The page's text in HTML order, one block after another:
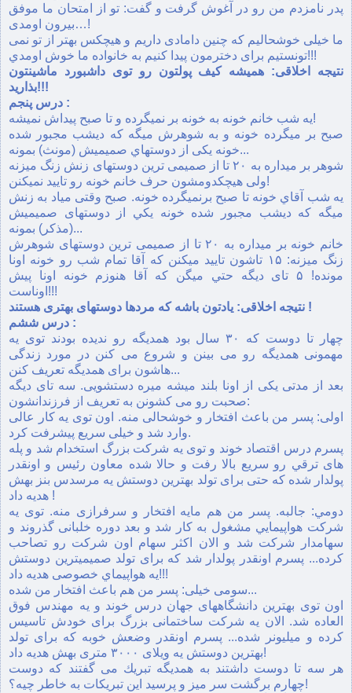
پدر نامزدم من رو در آغوش گرفت و گفت: تو از امتحان ما موفق
بيرون اومدی…!
ما خيلی خوشحاليم که چنين دامادی داريم و هيچکس بهتر از تو نمی
تونستيم برای دخترمون پيدا کنيم به خانواده ما خوش اومدي!!!
نتيجه اخلاقی: هميشه کيف پولتون رو توی داشبورد ماشينتون
بذاريد!!!
درس پنجم :
يه شب خانم خونه به خونه بر نميگرده و تا صبح پيداش نميشه!
صبح بر ميگرده خونه و به شوهرش ميگه كه ديشب مجبور شده
خونه يكی از دوستهاي صميميش (مونث) بمونه...
شوهر بر ميداره به ۲۰ تا از صميمی ترين دوستهای زنش زنگ ميزنه
ولی هيچكدومشون حرف خانم خونه رو تاييد نميكنن!
يه شب آقاي خونه تا صبح برنميگرده خونه. صبح وقتی مياد به زنش
ميگه كه ديشب مجبور شده خونه يكي از دوستهای صميميش
(مذكر) بمونه...
خانم خونه بر ميداره به ۲۰ تا از صميمی ترين دوستهای شوهرش
زنگ ميزنه: ۱۵ تاشون تاييد ميكنن كه آقا تمام شب رو خونه اونا
مونده! ۵ تای ديگه حتي ميگن كه آقا هنوزم خونه اونا پيش
اوناست!!!
نتيجه اخلاقی: يادتون باشه كه مردها دوستهای بهتری هستند !
درس ششم :
چهار تا دوست كه ۳۰ سال بود همديگه رو نديده بودند توی يه
مهمونی همديگه رو می بينن و شروع می كنن در مورد زندگی
هاشون برای همديگه تعريف كنن...
بعد از مدتی يكی از اونا بلند ميشه ميره دستشويی. سه تای ديگه
صحبت رو می كشونن به تعريف از فرزندانشون:
اولی: پسر من باعث افتخار و خوشحالی منه. اون توی يه كار عالی
وارد شد و خيلی سريع پيشرفت كرد.
پسرم درس اقتصاد خوند و توی يه شركت بزرگ استخدام شد و پله
های ترقي رو سريع بالا رفت و حالا شده معاون رئيس و اونقدر
پولدار شده كه حتی برای تولد بهترين دوستش يه مرسدس بنز بهش
هديه داد !
دومي: جالبه. پسر من هم مايه افتخار و سرفرازی منه. توی يه
شركت هواپيمايي مشغول به كار شد و بعد دوره خلبانی گذروند و
سهامدار شركت شد و الان اكثر سهام اون شركت رو تصاحب
كرده... پسرم اونقدر پولدار شد كه برای تولد صميميترين دوستش
يه هواپيماي خصوصی هديه داد!!!
سومی خيلی: پسر من هم باعث افتخار من شده...
اون توی بهترين دانشگاههای جهان درس خوند و يه مهندس فوق
العاده شد. الان يه شركت ساختمانی بزرگ برای خودش تاسيس
كرده و ميليونر شده... پسرم اونقدر وضعش خوبه كه برای تولد
بهترين دوستش يه ويلای ۳۰۰۰ متری بهش هديه داد!
هر سه تا دوست داشتند به همديگه تبريك می گفتند كه دوست
چهارم برگشت سر ميز و پرسيد اين تبريكات به خاطر چيه؟!